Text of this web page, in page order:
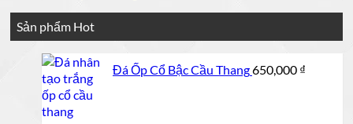
Sản phẩm Hot
Đá Ốp Cổ Bậc Cầu Thang650,000 ₫